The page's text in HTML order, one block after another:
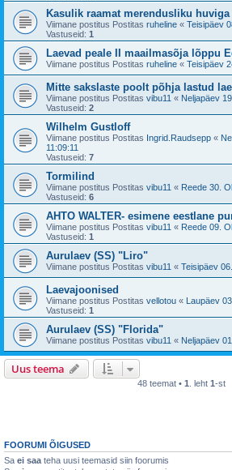
Kasulik raamat merendusliku
Viimane postitus Postitas ruheline « Teisipäev
Vastuseid: 1
Laevad peale II maailmasõja lõppu
Viimane postitus Postitas ruheline « Teisipäev
Mitte sakslaste poolt põhja lastud
Viimane postitus Postitas vibu11 « Neljapäev
Vastuseid: 2
Wilhelm Gustloff
Viimane postitus Postitas Ingrid.Raudsepp «
11:09:11
Vastuseid: 7
Tormilind
Viimane postitus Postitas vibu11 « Reede 30.
Vastuseid: 6
AHTO WALTER- esimene eestlane
Viimane postitus Postitas vibu11 « Reede 09.
Vastuseid: 1
Aurulaev (SS) "Liro"
Viimane postitus Postitas vibu11 « Teisipäev
Laevajoonised
Viimane postitus Postitas vellotou « Laupäev
Vastuseid: 1
Aurulaev (SS) "Florida"
Viimane postitus Postitas vibu11 « Neljapäev
Uus teema
48 teemat • 1 . leht 1-st
FOORUMI ÕIGUSED
Sa ei saa teha uusi teemasid siin foorumis